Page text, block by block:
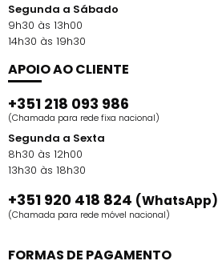
Segunda a Sábado
9h30 às 13h00
14h30 às 19h30
APOIO AO CLIENTE
+351 218 093 986
(Chamada para rede fixa nacional)
Segunda a Sexta
8h30 às 12h00
13h30 às 18h30
+351 920 418 824 (WhatsApp)
(Chamada para rede móvel nacional)
FORMAS DE PAGAMENTO